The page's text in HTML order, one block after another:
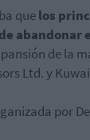
quelos
abandonar
de la
Ltd. y
por